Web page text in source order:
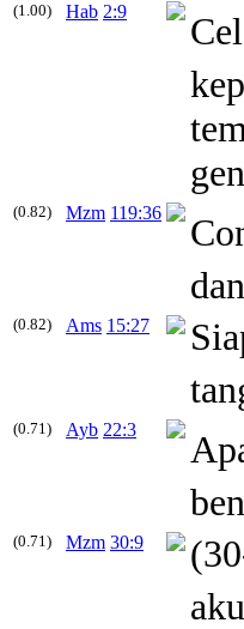
(1.00) Hab 2:9
(0.82) Mzm 119:36
(0.82) Ams 15:27
(0.71) Ayb 22:3
(0.71) Mzm 30:9